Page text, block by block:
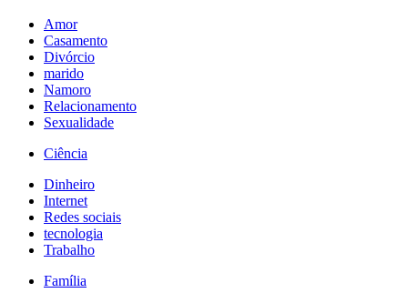
Amor
Casamento
Divórcio
marido
Namoro
Relacionamento
Sexualidade
Ciência
Dinheiro
Internet
Redes sociais
tecnologia
Trabalho
Família